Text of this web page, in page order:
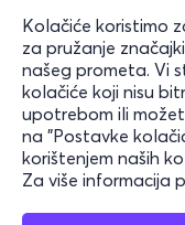
Kolačiće koristimo
za pružanje
našeg prometa. Vi
kolačiće koji nisu
upotrebom ili
na "Postavke
korištenjem naših
Za više informacija
Podrška
Ostanite
Mobilna